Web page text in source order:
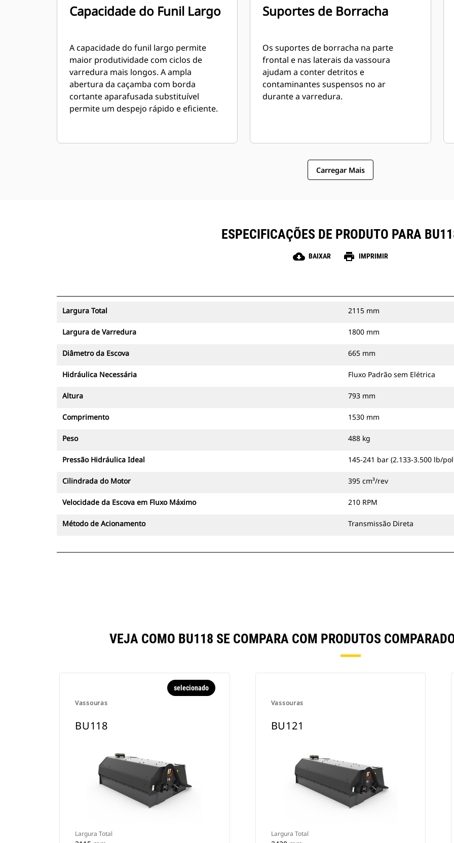
Capacidade do Funil Largo
A capacidade do funil largo permite
maior produtividade com ciclos de
varredura mais longos. A ampla
abertura da caçamba com borda
cortante aparafusada substituível
permite um despejo rápido e eficiente.
Suportes de Borracha
Os suportes de borracha na parte
frontal e nas laterais da vassoura
ajudam a conter detritos e
contaminantes suspensos no ar
durante a varredura.
Carregar Mais
ESPECIFICAÇÕES DE PRODUTO PARA
cloud_download BAIXAR print IMPRIMIR
Largura Total 2115 mm
Largura de Varredura 1800 mm
Diâmetro da Escova 665 mm
Hidráulica Necessária Fluxo Padrão sem Elétrica
Altura 793 mm
Comprimento 1530 mm
Peso 488 kg
Pressão Hidráulica Ideal 145-241 bar (2.133-3.500 lb/
Cilindrada do Motor 395 cm³/rev
Velocidade da Escova em Fluxo Máximo 210 RPM
Método de Acionamento Transmissão Direta
VEJA COMO BU118 SE COMPARA COM PRODUTOS
Vassouras
selecionado
BU118
Largura Total
Vassouras
BU121
Largura Total